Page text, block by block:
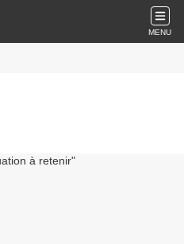
MENU